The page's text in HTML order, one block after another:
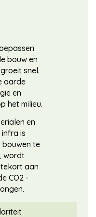
bouw en
snel.
aarde
en
het milieu.
en
is
bouwen te
wordt
aan
CO2 -